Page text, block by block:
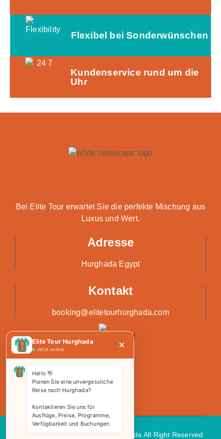
Elite Tour Hurghada
Jetzt online ×
Hallo 👋
Planen Sie eine unvergessliche
Reise nach Hurghada?
Kontaktieren Sie uns für
Ausflüge, Preise, Programme,
Verfügbarkeit und Buchungen.
Flexibel bei Sonderwünschen
Kundenservice rund um die
Uhr
Bei Elite Tour erwartet Sie die perfekte Mischung aus
Luxus und Wert.
Adresse
Hurghada Egypt
Kontakt
booking@elitetourhurghada.com
Copyright 2026 © Elite Tours Hurghada All Right Reserved.